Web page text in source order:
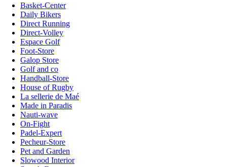
Basket-Center
Daily Bikers
Direct Running
Direct-Volley
Espace Golf
Foot-Store
Galop Store
Golf and co
Handball-Store
House of Rugby
La sellerie de Maé
Made in Paradis
Nauti-wave
On-Fight
Padel-Expert
Pecheur-Store
Pet and Garden
Slowood Interior